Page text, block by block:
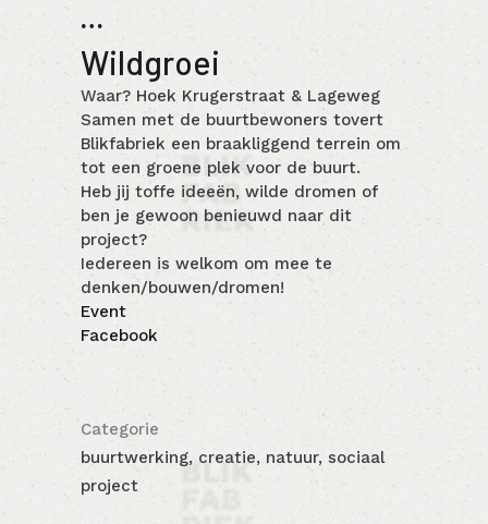
…
Wildgroei
Waar? Hoek Krugerstraat & Lageweg
Samen met de buurtbewoners tovert
Blikfabriek een braakliggend terrein om
tot een groene plek voor de buurt.
Heb jij toffe ideeën, wilde dromen of
ben je gewoon benieuwd naar dit
project?
Iedereen is welkom om mee te
denken/bouwen/dromen!
Event
Facebook
Categorie
buurtwerking, creatie, natuur, sociaal
project